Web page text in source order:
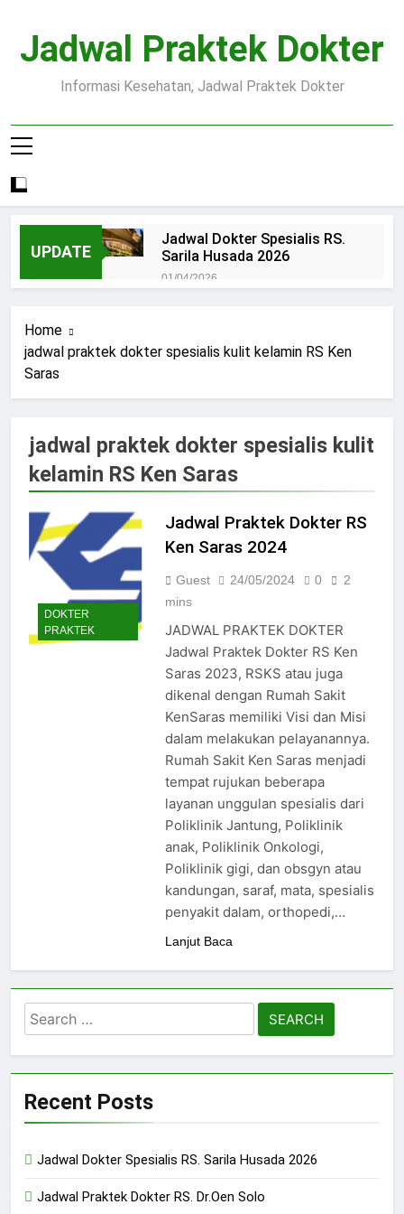
content
Jadwal Praktek Dokter
Informasi Kesehatan, Jadwal Praktek Dokter
UPDATE
Jadwal Dokter Spesialis RS.
Sarila Husada 2026
01/04/2026
Pendaftaran Pasien BPJS
15/07/2025
Poliklinik Spesialis Terbaru
Jadwal Praktek Dokter RS
Maguan Husada Wonogiri
15/07/2025
Daftar online rs sarila
husada sragen
15/07/2025
Jadwal Dokter RS. Puri Asih
15/07/2025
Jadwal Dokter RS Mulia
Hati Wonogiri
15/07/2025
Pendaftaran Pasien BPJS
RSUD Bung Karno
24/05/2024
Pendaftaran Pasien BPJS
RSUD Banyumas
24/05/2024
Home
jadwal praktek dokter spesialis kulit kelamin RS Ken
Saras
jadwal praktek dokter spesialis kulit
kelamin RS Ken Saras
DOKTER
PRAKTEK
Jadwal Praktek Dokter RS
Ken Saras 2024
Guest 24/05/2024 0
2
mins
JADWAL PRAKTEK DOKTER
Jadwal Praktek Dokter RS Ken
Saras 2023, RSKS atau juga
dikenal dengan Rumah Sakit
KenSaras memiliki Visi dan Misi
dalam melakukan pelayanannya.
Rumah Sakit Ken Saras menjadi
tempat rujukan beberapa
layanan unggulan spesialis dari
Poliklinik Jantung, Poliklinik
anak, Poliklinik Onkologi,
Poliklinik gigi, dan obsgyn atau
kandungan, saraf, mata, spesialis
penyakit dalam, orthopedi,…
Lanjut Baca
Search
for:
Recent Posts
Jadwal Dokter Spesialis RS. Sarila Husada 2026
Jadwal Praktek Dokter RS. Dr.Oen Solo